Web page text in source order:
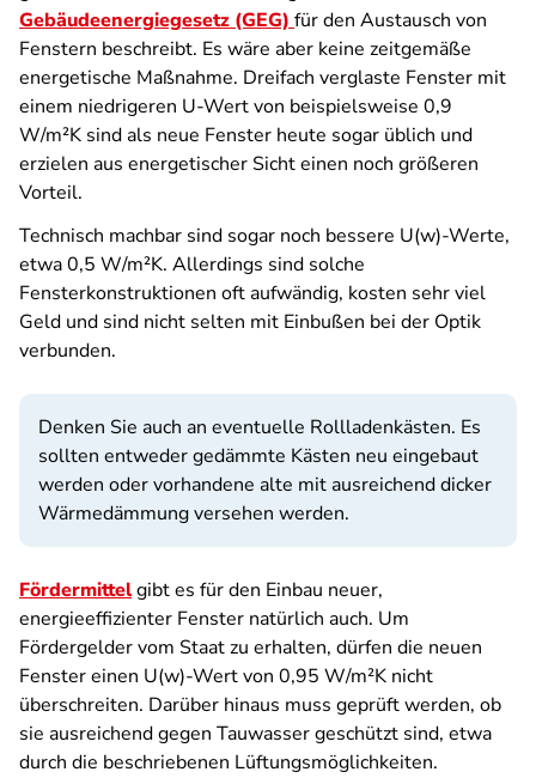
Gebäudeenergiegesetz (GEG) für den Austausch von
Fenstern beschreibt. Es wäre aber keine zeitgemäße
energetische Maßnahme. Dreifach verglaste Fenster mit
einem niedrigeren U-Wert von beispielsweise 0,9
W/m²K sind als neue Fenster heute sogar üblich und
erzielen aus energetischer Sicht einen noch größeren
Vorteil.
Technisch machbar sind sogar noch bessere U(w)-Werte,
etwa 0,5 W/m²K. Allerdings sind solche
Fensterkonstruktionen oft aufwändig, kosten sehr viel
Geld und sind nicht selten mit Einbußen bei der Optik
verbunden.
Denken Sie auch an eventuelle Rollladenkästen. Es
sollten entweder gedämmte Kästen neu eingebaut
werden oder vorhandene alte mit ausreichend dicker
Wärmedämmung versehen werden.
Fördermittelgibt es für den Einbau neuer,
energieeffizienter Fenster natürlich auch. Um
Fördergelder vom Staat zu erhalten, dürfen die neuen
Fenster einen U(w)-Wert von 0,95 W/m²K nicht
überschreiten. Darüber hinaus muss geprüft werden, ob
sie ausreichend gegen Tauwasser geschützt sind, etwa
durch die beschriebenen Lüftungsmöglichkeiten.